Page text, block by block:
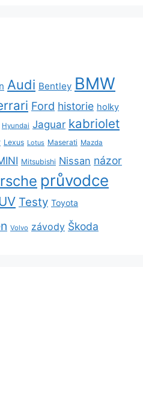
Audi Bentley BMW
Ford historie holky
Hyundai Jaguar kabriolet
Lexus Lotus Maserati Mazda
Mitsubishi Nissan názor
průvodce
Testy Toyota
Volvo závody Škoda